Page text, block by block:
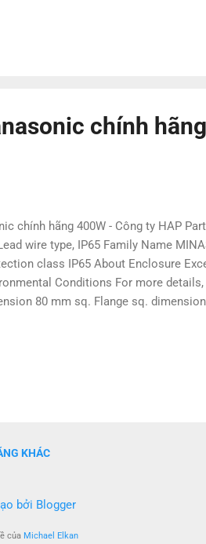
Tự làm mát - Nhiệt độ hoạt động: 0-
- Kích thước ngoài (WxHxD):
SBD-RH-E F943GOT-LBD-RH-E
chính
chính hãng 400W - Công ty HAP
wire type, IP65 Family Name
class IP65 About Enclosure
Conditions For more
80 mm sq. Flange sq.
MHMF012L1V2M
MHMF022L1V2M
MSMF0...
KHÁC
bởi Blogger
của Michael Elkan